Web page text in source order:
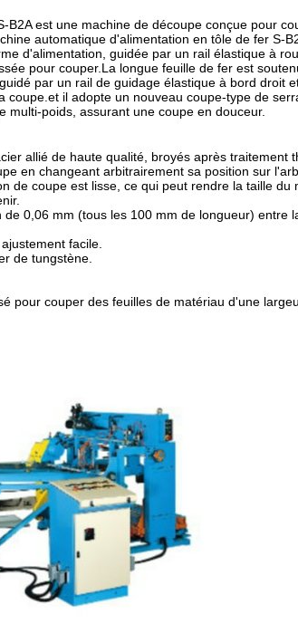
est une machine de découpe conçue pour
automatique d'alimentation en tôle de fer S-
d'alimentation, guidée par un rail élastique à
pour couper.La longue feuille de fer est
par un rail de guidage élastique à bord droit
il adopte un nouveau coupe-type de
poids, assurant une coupe en douceur.
allié de haute qualité, broyés après traitement
en changeant arbitrairement sa position sur
de coupe est lisse, ce qui peut rendre la taille du
0,06 mm (tous les 100 mm de longueur) entre
facile.
de tungstène.
pour couper des feuilles de matériau d'une